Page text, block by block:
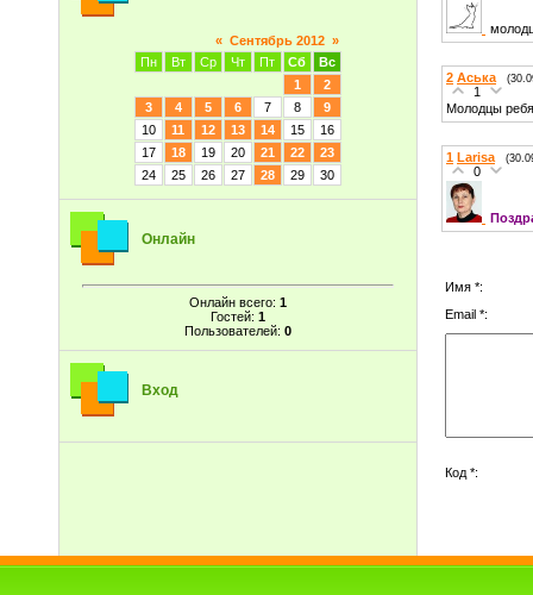
« Сентябрь 2012 »
Пн
Вт Ср Чт Пт Сб
Вс
1
2
3
4 5 6 7 8
9
10
11 12 13 14 15
16
17
18 19 20 21 22
23
24
25 26 27 28 29 30
Онлайн
Онлайн всего: 1
Гостей: 1
Пользователей: 0
Вход
2 Аська
1
Молодцы
1 Larisa
0
Имя *:
Email *:
Код *: